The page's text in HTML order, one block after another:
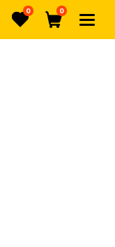
Lemmikud
0
Ostukorv
0